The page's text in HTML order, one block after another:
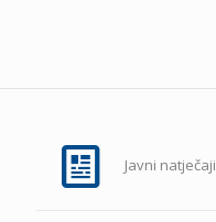
Javni natječaji